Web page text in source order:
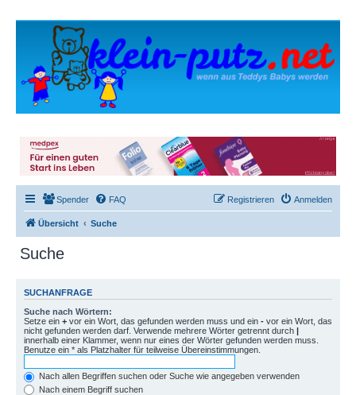
Spender FAQ Anmelden
Registrieren
Übersicht Suche
Suche
SUCHANFRAGE
Suche nach Wörtern:
Setze ein + vor ein Wort, das gefunden werden muss und ein - vor ein Wort, das
nicht gefunden werden darf. Verwende mehrere Wörter getrennt durch |
innerhalb einer Klammer, wenn nur eines der Wörter gefunden werden muss.
Benutze ein * als Platzhalter für teilweise Übereinstimmungen.
Nach allen Begriffen suchen oder Suche wie angegeben verwenden
Nach einem Begriff suchen